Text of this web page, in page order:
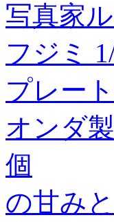
写真家
フジミ
プレー
オンダ
個
の甘みと